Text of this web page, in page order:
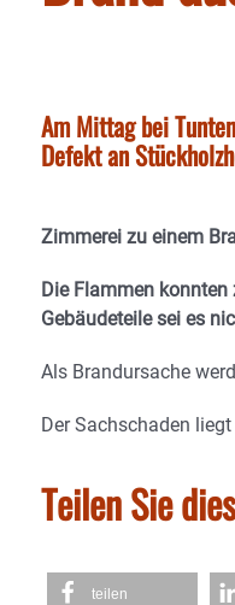
Am Mittag bei
Defekt an
Zimmerei zu einem
Die Flammen
Gebäudeteile sei es
Als Brandursache
Der Sachschaden
Teilen Sie
teilen